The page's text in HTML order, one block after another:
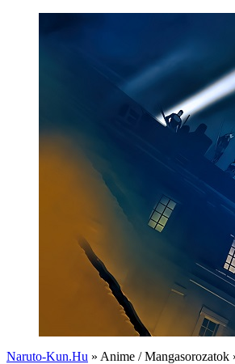
Naruto-Kun.Hu » Anime / Mangasorozatok